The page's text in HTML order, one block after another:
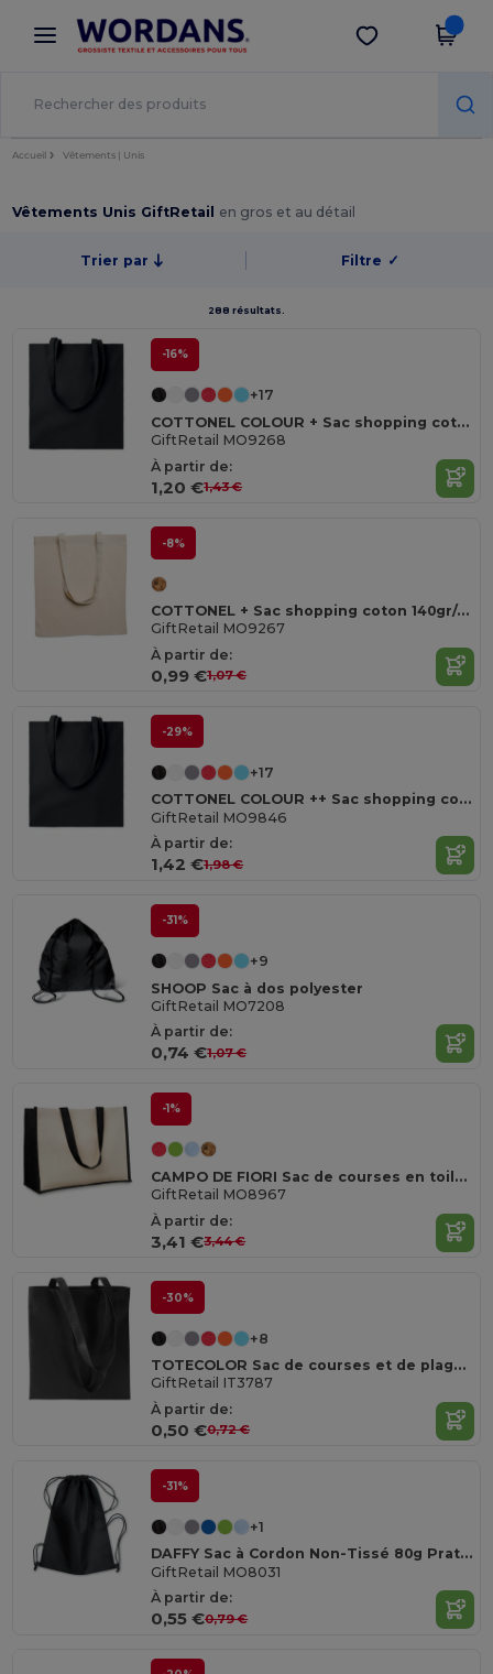
× Appli Wordans
Meilleurs prix sur l’app !
Obtenir l'appli
Accueil Vêtements | Unis
Vêtements Unis GiftRetail en gros et au détail
Trier par Filtre ✓
288 résultats.
-16%
+17
COTTONEL COLOUR + Sac shopping coton 140gr/m²
GiftRetail MO9268
À partir de:
1,20 €1,43 €
-8%
COTTONEL + Sac shopping coton 140gr/m²
GiftRetail MO9267
À partir de:
0,99 €1,07 €
-29%
+17
COTTONEL COLOUR ++ Sac shopping coton 180gr/m² MO9846-
GiftRetail MO9846
À partir de:
1,42 €1,98 €
-31%
+9
SHOOP Sac à dos polyester
GiftRetail MO7208
À partir de:
0,74 €1,07 €
-1%
CAMPO DE FIORI Sac de courses en toile de jute
GiftRetail MO8967
À partir de:
3,41 €3,44 €
-30%
+8
TOTECOLOR Sac de courses et de plage polyvalent réutilisable
GiftRetail IT3787
À partir de:
0,50 €0,72 €
-31%
+1
DAFFY Sac à Cordon Non-Tissé 80g Pratique et Léger
GiftRetail MO8031
À partir de:
0,55 €0,79 €